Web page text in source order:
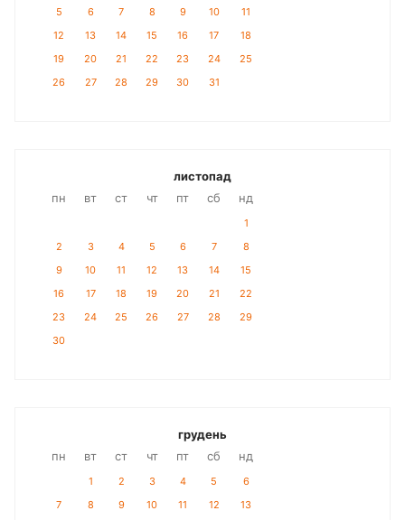
5
6 7 8 9 10
11
12
13 14 15 16 17
18
19
20 21 22 23 24
25
26
27 28 29 30 31
листопад
пн
вт ст чт пт сб нд
1
2
3 4 5 6 7
8
9
10 11 12 13 14
15
16
17 18 19 20 21
22
23
24 25 26 27 28
29
30
грудень
пн
вт ст чт пт сб нд
1 2 3 4 5
6
7
8 9 10 11 12
13